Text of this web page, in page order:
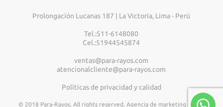
Prolongación Lucanas 187 | La Victoria, Lima - Perú
Tel.:511-6148080
Cel.:51944545874
ventas@para-rayos.com
atencionalcliente@para-rayos.com
Políticas de privacidad y calidad
© 2018 Para-Rayos. All rights reserved. Agencia de marketing digital